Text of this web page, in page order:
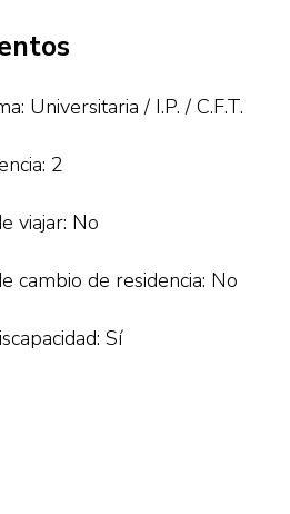
Universitaria / I.P. / C.F.T.
2
viajar: No
cambio de residencia: No
Sí